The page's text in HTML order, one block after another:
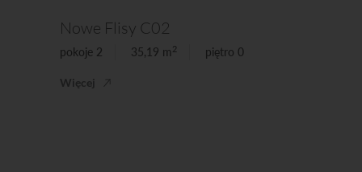
Nowe Flisy C02
pokoje 2 35,19 m 2 piętro 0
Więcej